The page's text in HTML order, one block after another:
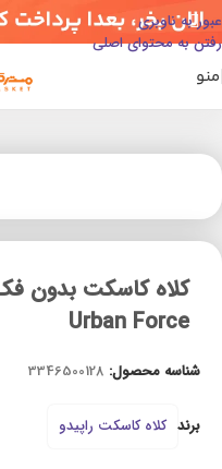
عبور به ناوبری
رفتن به محتوای اصلی
منو
Urban Force
شناسه محصول: 3346500128
برند کلاه کاسکت راپیدو